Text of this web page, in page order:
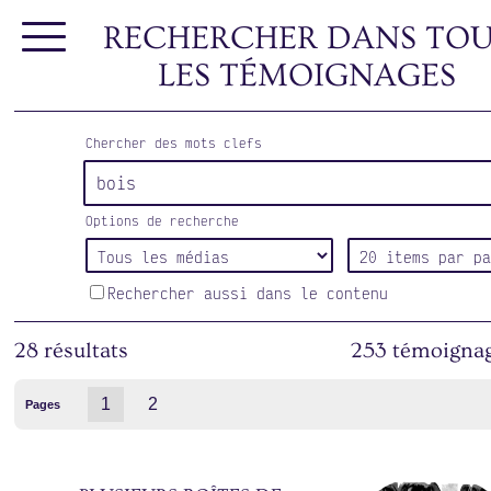
RECHERCHER DANS
LES TÉMOIGNAGES
Chercher des mots clefs
Options de recherche
Rechercher aussi dans le contenu
253
28 résultats
Pages 1 2